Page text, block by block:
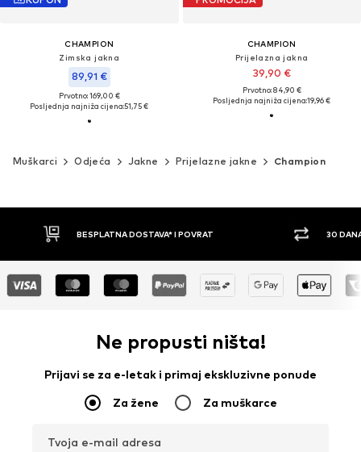
CHAMPION
Zimska jakna
89,91 €
Prvotno: 169,00 €
Posljednja najniža cijena:51,75 €
CHAMPION
Prijelazna jakna
39,90 €
Prvotno: 84,90 €
Posljednja najniža cijena:19,96 €
Muškarci Odjeća Jakne Prijelazne jakne Champion
30 DANA PRAVO NA POVRAT
Ne propusti ništa!
Prijavi se za e-letak i primaj ekskluzivne ponude
Za žene Za muškarce
Tvoja e-mail adresa